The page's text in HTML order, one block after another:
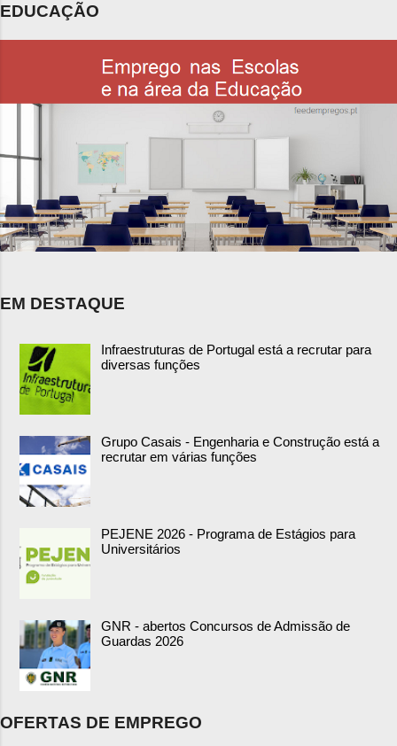
EDUCAÇÃO
EM DESTAQUE
Infraestruturas de Portugal está a recrutar para
diversas funções
Grupo Casais - Engenharia e Construção está a
recrutar em várias funções
PEJENE 2026 - Programa de Estágios para
Universitários
GNR - abertos Concursos de Admissão de
Guardas 2026
OFERTAS DE EMPREGO